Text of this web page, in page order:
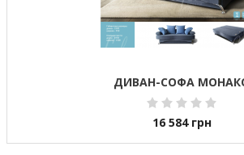
ДИВАН-СОФА
16 584 грн